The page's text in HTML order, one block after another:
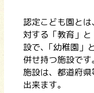
認定こども園と
対する「教育」
設で､「幼稚園」
併せ持つ施設で
施設は、都道府
出来ます｡